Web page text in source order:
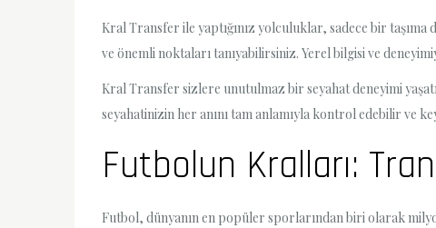
Kral Transfer ile yaptığınız yolculuklar, sadece bir
ve önemli noktaları tanıyabilirsiniz. Yerel bilgisi ve
Kral Transfer sizlere unutulmaz bir seyahat deneyimi
seyahatinizin her anını tam anlamıyla kontrol edebilir ve
Futbolun Kralları:
Futbol, dünyanın en popüler sporlarından biri olarak